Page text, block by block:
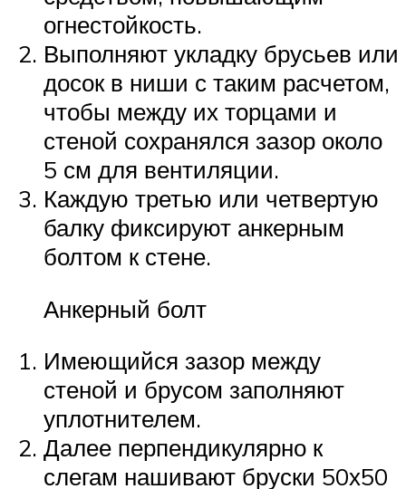
огнестойкость.
Выполняют укладку брусьев или
досок в ниши с таким расчетом,
чтобы между их торцами и
стеной сохранялся зазор около
5 см для вентиляции.
Каждую третью или четвертую
балку фиксируют анкерным
болтом к стене.
Анкерный болт
Имеющийся зазор между
стеной и брусом заполняют
уплотнителем.
Далее перпендикулярно к
слегам нашивают бруски 50х50